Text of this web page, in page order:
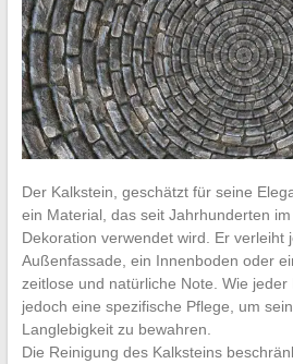
Der Kalkstein, geschätzt für seine
ein Material, das seit Jahrhunderten
Dekoration verwendet wird. Er verleiht
Außenfassade, ein Innenboden oder
zeitlose und natürliche Note. Wie
jedoch eine spezifische Pflege, um
Langlebigkeit zu bewahren.
Die Reinigung des Kalksteins